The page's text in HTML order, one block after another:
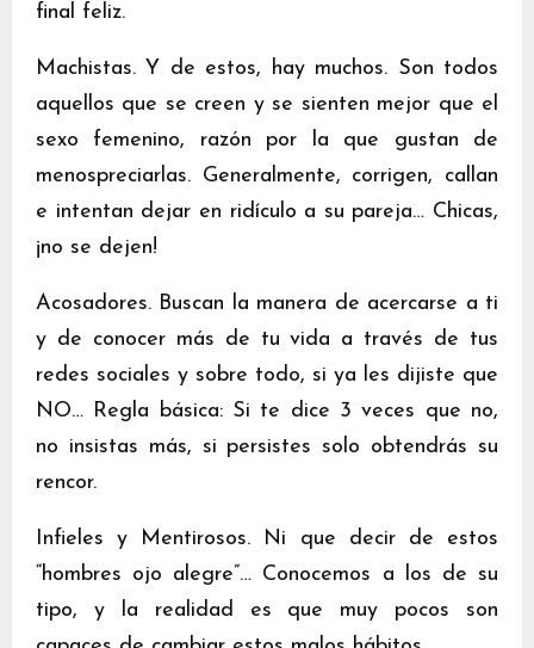
final feliz.
Machistas. Y de estos, hay muchos. Son todos
aquellos que se creen y se sienten mejor que el
sexo femenino, razón por la que gustan de
menospreciarlas. Generalmente, corrigen, callan
e intentan dejar en ridículo a su pareja… Chicas,
¡no se dejen!
Acosadores. Buscan la manera de acercarse a ti
y de conocer más de tu vida a través de tus
redes sociales y sobre todo, si ya les dijiste que
NO… Regla básica: Si te dice 3 veces que no,
no insistas más, si persistes solo obtendrás su
rencor.
Infieles y Mentirosos. Ni que decir de estos
“hombres ojo alegre”… Conocemos a los de su
tipo, y la realidad es que muy pocos son